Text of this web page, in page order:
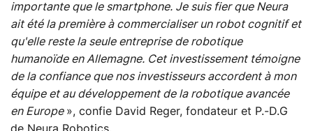
importante que le smartphone. Je suis fier que Neura
ait été la première à commercialiser un robot cognitif et
qu'elle reste la seule entreprise de robotique
humanoïde en Allemagne. Cet investissement témoigne
de la confiance que nos investisseurs accordent à mon
équipe et au développement de la robotique avancée
en Europe », confie David Reger, fondateur et P.-D.G